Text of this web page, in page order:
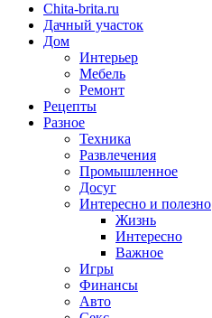
Chita-brita.ru
Дачный участок
Дом
Интерьер
Мебель
Ремонт
Рецепты
Разное
Техника
Развлечения
Промышленное
Досуг
Интересно и полезно
Жизнь
Интересно
Важное
Игры
Финансы
Авто